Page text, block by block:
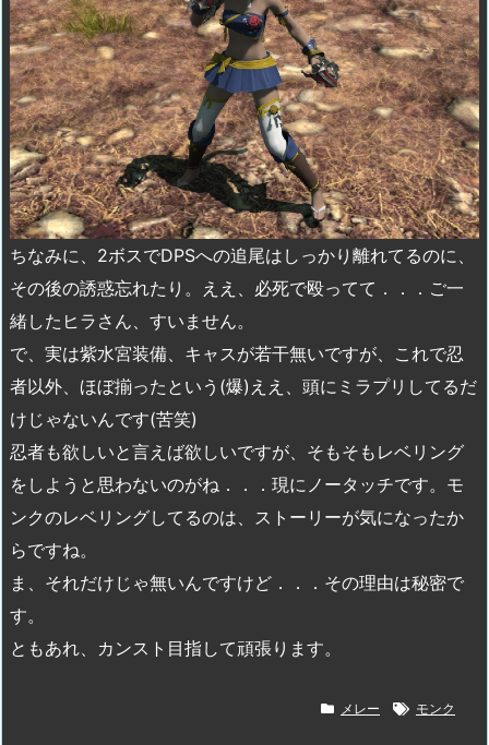
ちなみに、2ボスでDPSへの追尾はしっかり離れてるのに、
その後の誘惑忘れたり。ええ、必死で殴ってて．．．ご一
緒したヒラさん、すいません。
で、実は紫水宮装備、キャスが若干無いですが、これで忍
者以外、ほぼ揃ったという(爆)ええ、頭にミラプリしてるだ
けじゃないんです(苦笑)
忍者も欲しいと言えば欲しいですが、そもそもレベリング
をしようと思わないのがね．．．現にノータッチです。モ
ンクのレベリングしてるのは、ストーリーが気になったか
らですね。
ま、それだけじゃ無いんですけど．．．その理由は秘密で
す。
ともあれ、カンスト目指して頑張ります。
メレー モンク